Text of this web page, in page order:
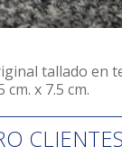
tallado en
x 7.5 cm.
CLIENTES